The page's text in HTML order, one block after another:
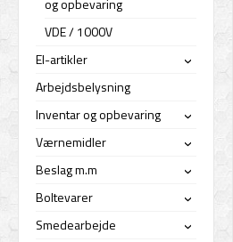
og opbevaring
VDE / 1000V
El-artikler
›
Arbejdsbelysning
Inventar og opbevaring
›
Værnemidler ›
Beslag m.m ›
Boltevarer ›
Smedearbejde ›